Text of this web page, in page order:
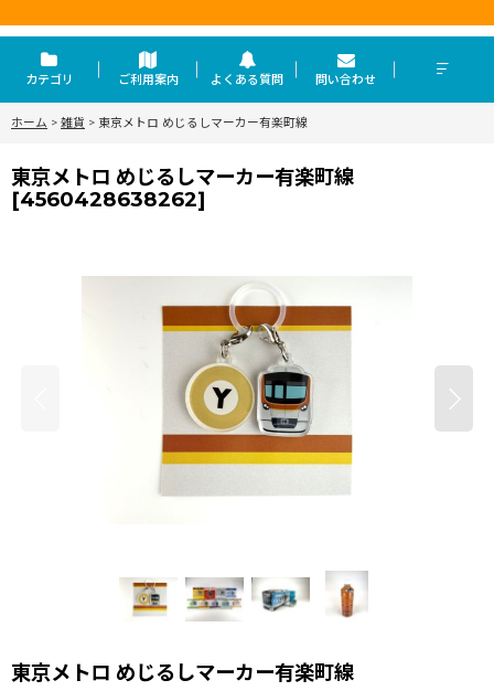
カテゴリ ご利用案内 よくある質問 問い合わせ
ホーム > 雑貨 > 東京メトロ めじるしマーカー有楽町線
東京メトロ めじるしマーカー有楽町線
[4560428638262]
東京メトロ めじるしマーカー有楽町線